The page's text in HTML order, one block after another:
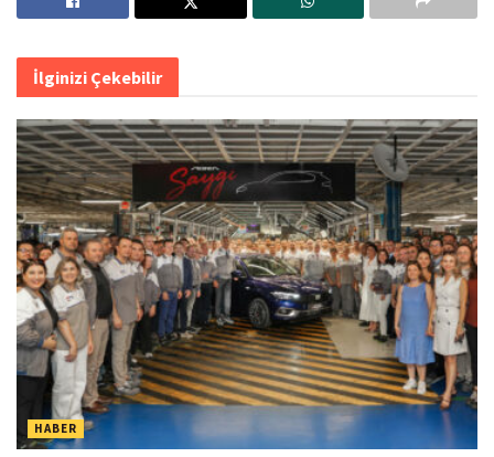
İlginizi Çekebilir
HABER